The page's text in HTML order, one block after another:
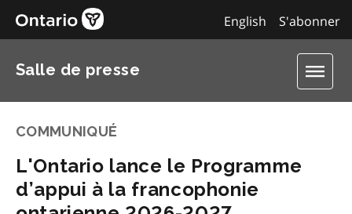
S'abonner
English
Salle de presse
COMMUNIQUÉ
L'Ontario lance le Programme
d’appui à la francophonie